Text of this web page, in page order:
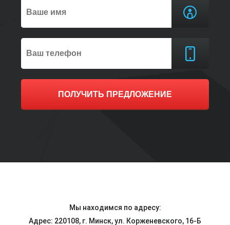
ПОЛУЧИТЬ ПРЕДЛОЖЕНИЕ
Мы находимся по адресу:
Адрес: 220108, г. Минск, ул. Корженевского, 16-Б